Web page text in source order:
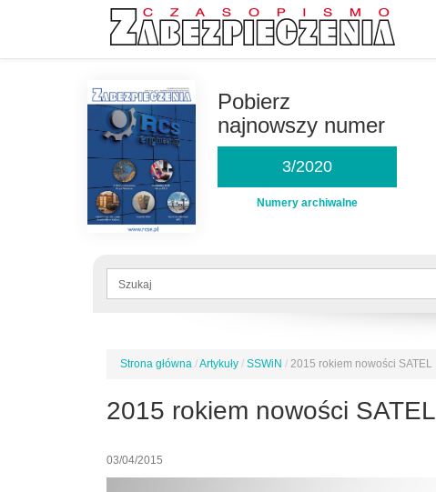
Pobierz
najnowszy numer
3/2020
Numery archiwalne
Formularz
Jesteś
Strona główna /Artykuły / SSWiN / 2015 rokiem nowości SATEL
2015 rokiem nowości SATEL
03/04/2015